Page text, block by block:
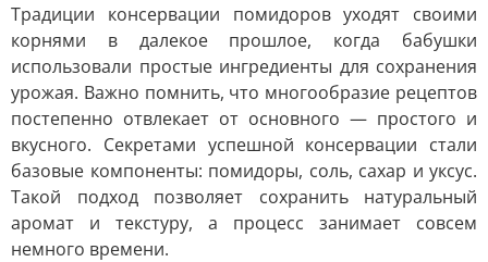
Традиции консервации помидоров уходят своими
корнями в далекое прошлое, когда бабушки
использовали простые ингредиенты для сохранения
урожая. Важно помнить, что многообразие рецептов
постепенно отвлекает от основного — простого и
вкусного. Секретами успешной консервации стали
базовые компоненты: помидоры, соль, сахар и уксус.
Такой подход позволяет сохранить натуральный
аромат и текстуру, а процесс занимает совсем
немного времени.